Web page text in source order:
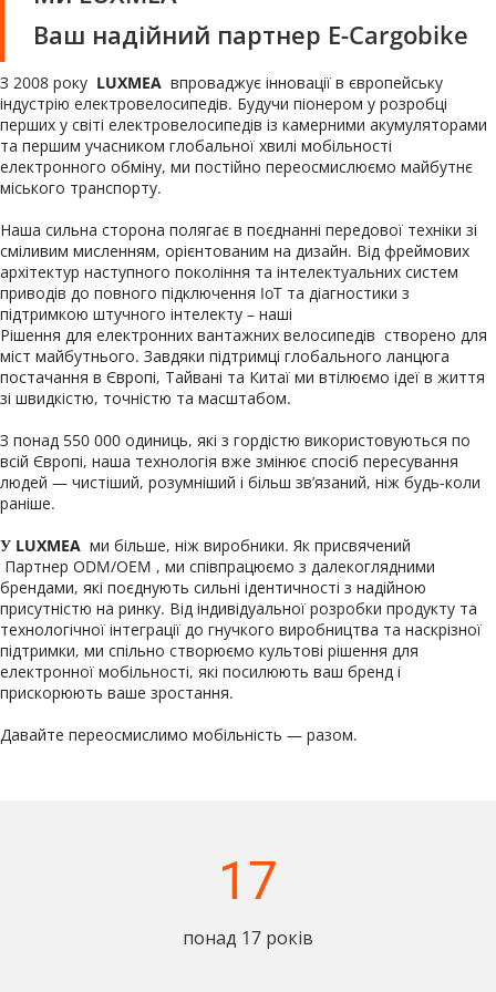
Ваш надійний партнер E-Cargobike
З 2008 року LUXMEA впроваджує інновації в європейську
індустрію електровелосипедів. Будучи піонером у розробці
перших у світі електровелосипедів із камерними акумуляторами
та першим учасником глобальної хвилі мобільності
електронного обміну, ми постійно переосмислюємо майбутнє
міського транспорту.
Наша сильна сторона полягає в поєднанні передової техніки зі
сміливим мисленням, орієнтованим на дизайн. Від фреймових
архітектур наступного покоління та інтелектуальних систем
приводів до повного підключення IoT та діагностики з
підтримкою штучного інтелекту – наші
Рішення для електронних вантажних велосипедів створено для
міст майбутнього. Завдяки підтримці глобального ланцюга
постачання в Європі, Тайвані та Китаї ми втілюємо ідеї в життя
зі швидкістю, точністю та масштабом.
З понад 550 000 одиниць, які з гордістю використовуються по
всій Європі, наша технологія вже змінює спосіб пересування
людей — чистіший, розумніший і більш зв’язаний, ніж будь-коли
раніше.
У LUXMEA ми більше, ніж виробники. Як присвячений
Партнер ODM/OEM , ми співпрацюємо з далекоглядними
брендами, які поєднують сильні ідентичності з надійною
присутністю на ринку. Від індивідуальної розробки продукту та
технологічної інтеграції до гнучкого виробництва та наскрізної
підтримки, ми спільно створюємо культові рішення для
електронної мобільності, які посилюють ваш бренд і
прискорюють ваше зростання.
Давайте переосмислимо мобільність — разом.
17
понад 17 років